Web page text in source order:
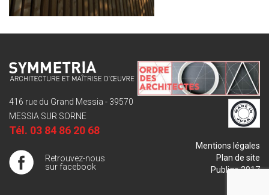
416 rue du Grand Messia - 39570
MESSIA SUR SORNE
Tél. 03 84 86 20 68
Retrouvez-nous
sur facebook
Mentions légales
Plan de site
Publigo 2017